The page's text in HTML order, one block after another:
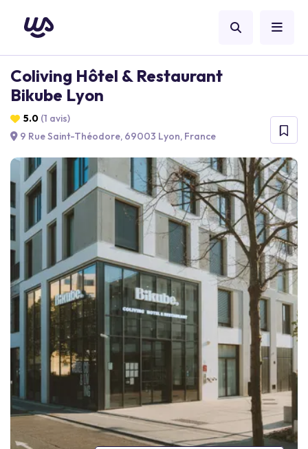
Coliving Hôtel & Restaurant
Bikube Lyon
5.0 (1 avis)
9 Rue Saint-Théodore, 69003 Lyon, France